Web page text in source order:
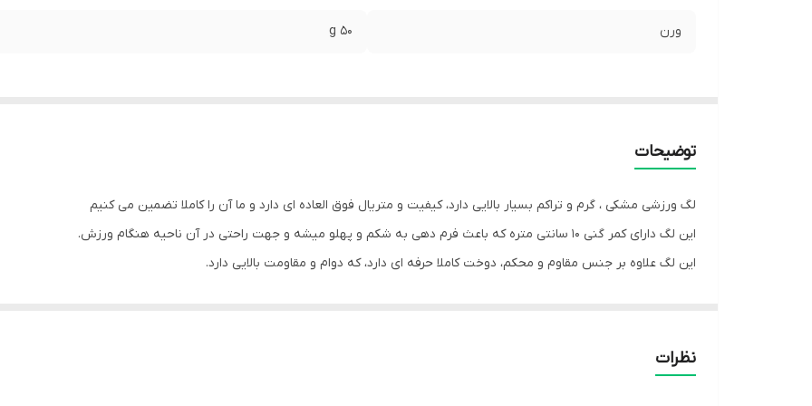
ورن 50 g
توضیحات
لگ ورزشی مشکی ، گرم و تراکم بسیار بالایی دارد، کیفیت و متریال فوق العاده ای دارد و ما آن را کاملا تضمین می کنیم
این لگ دارای کمر گنی 10 سانتی متره که باعث فرم دهی به شکم و پهلو میشه و جهت راحتی در آن ناحیه هنگام ورزش.
این لگ علاوه بر جنس مقاوم و محکم، دوخت کاملا حرفه ای دارد، که دوام و مقاومت بالایی دارد.
نظرات